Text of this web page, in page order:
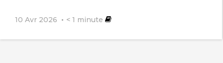
10 Avr 2026 < 1 minute